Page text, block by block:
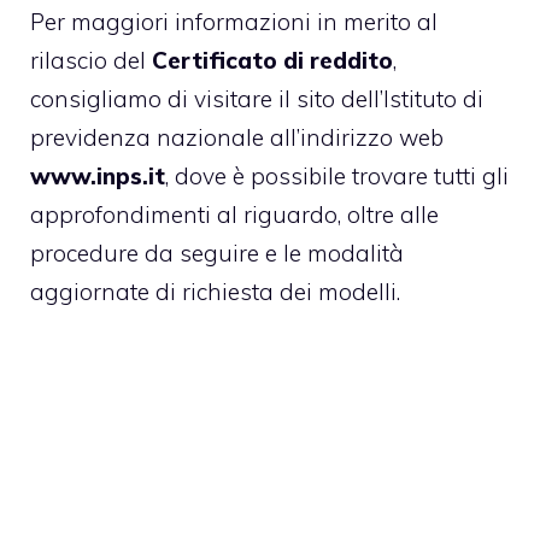
Per maggiori informazioni in merito al
rilascio del Certificato di reddito,
consigliamo di visitare il sito dell’Istituto di
previdenza nazionale all’indirizzo web
www.inps.it, dove è possibile trovare tutti gli
approfondimenti al riguardo, oltre alle
procedure da seguire e le modalità
aggiornate di richiesta dei modelli.